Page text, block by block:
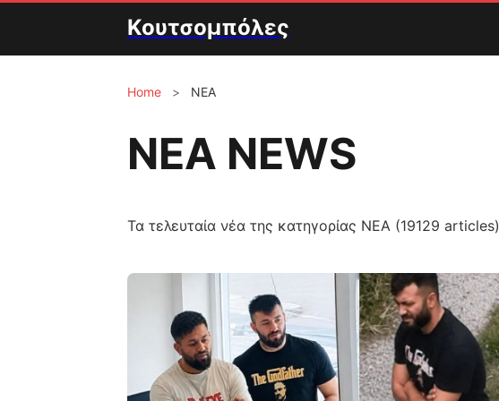
Κουτσομπόλες
Home > ΝΕΑ
ΝΕΑ NEWS
Τα τελευταία νέα της κατηγορίας ΝΕΑ (19129 articles)